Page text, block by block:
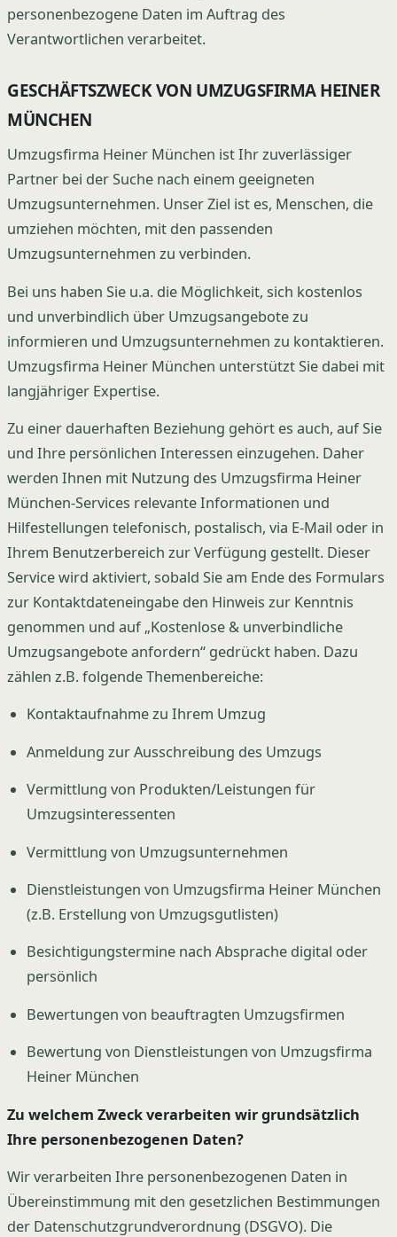
personenbezogene Daten im Auftrag des
Verantwortlichen verarbeitet.
GESCHÄFTSZWECK VON UMZUGSFIRMA HEINER
MÜNCHEN
Umzugsfirma Heiner München ist Ihr zuverlässiger
Partner bei der Suche nach einem geeigneten
Umzugsunternehmen. Unser Ziel ist es, Menschen, die
umziehen möchten, mit den passenden
Umzugsunternehmen zu verbinden.
Bei uns haben Sie u.a. die Möglichkeit, sich kostenlos
und unverbindlich über Umzugsangebote zu
informieren und Umzugsunternehmen zu kontaktieren.
Umzugsfirma Heiner München unterstützt Sie dabei mit
langjähriger Expertise.
Zu einer dauerhaften Beziehung gehört es auch, auf Sie
und Ihre persönlichen Interessen einzugehen. Daher
werden Ihnen mit Nutzung des Umzugsfirma Heiner
München-Services relevante Informationen und
Hilfestellungen telefonisch, postalisch, via E-Mail oder in
Ihrem Benutzerbereich zur Verfügung gestellt. Dieser
Service wird aktiviert, sobald Sie am Ende des Formulars
zur Kontaktdateneingabe den Hinweis zur Kenntnis
genommen und auf „Kostenlose & unverbindliche
Umzugsangebote anfordern“ gedrückt haben. Dazu
zählen z.B. folgende Themenbereiche:
Kontaktaufnahme zu Ihrem Umzug
Anmeldung zur Ausschreibung des Umzugs
Vermittlung von Produkten/Leistungen für
Umzugsinteressenten
Vermittlung von Umzugsunternehmen
Dienstleistungen von Umzugsfirma Heiner München
(z.B. Erstellung von Umzugsgutlisten)
Besichtigungstermine nach Absprache digital oder
persönlich
Bewertungen von beauftragten Umzugsfirmen
Bewertung von Dienstleistungen von Umzugsfirma
Heiner München
Zu welchem Zweck verarbeiten wir grundsätzlich
Ihre personenbezogenen Daten?
Wir verarbeiten Ihre personenbezogenen Daten in
Übereinstimmung mit den gesetzlichen Bestimmungen
der Datenschutzgrundverordnung (DSGVO). Die